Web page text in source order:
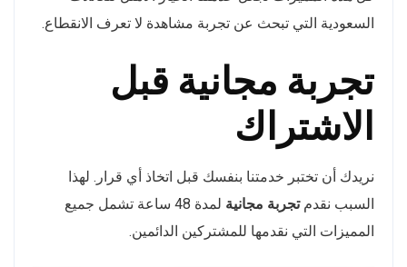
السعودية التي تبحث عن تجربة مشاهدة لا تعرف الانقطاع.
تجربة مجانية قبل
الاشتراك
نريدك أن تختبر خدمتنا بنفسك قبل اتخاذ أي قرار. لهذا
السبب نقدمتجربة مجانية
لمدة 48 ساعة تشمل جميع
المميزات التي نقدمها للمشتركين الدائمين.